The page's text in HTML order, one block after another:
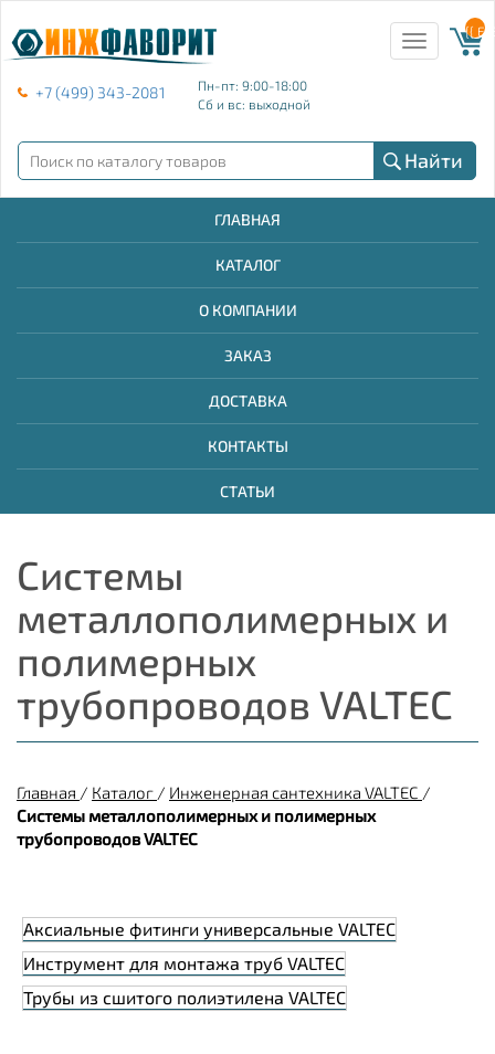
+7 (499) 343-2081
Пн-пт: 9:00-18:00
Сб и вс: выходной
Toggle
navigation
{{
Найти
ГЛАВНАЯ
КАТАЛОГ
О КОМПАНИИ
ЗАКАЗ
ДОСТАВКА
КОНТАКТЫ
СТАТЬИ
Системы
металлополимерных и
полимерных
трубопроводов VALTEC
Главная / Каталог / Инженерная сантехника VALTEC /
Системы металлополимерных и полимерных
трубопроводов VALTEC
Аксиальные фитинги универсальные VALTEC
Инструмент для монтажа труб VALTEC
Трубы из сшитого полиэтилена VALTEC